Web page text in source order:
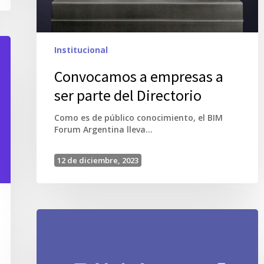
Institucional
Convocamos a empresas a
ser parte del Directorio
Como es de público conocimiento, el BIM
Forum Argentina lleva…
12 de diciembre, 2023